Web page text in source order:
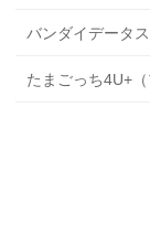
バンダイデータ
たまごっち4U+